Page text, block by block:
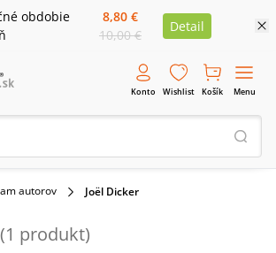
obdobie
8,80 €
10,00 €
Detail
Konto Wishlist Košík Menu
autorov Joël Dicker
(1 produkt)